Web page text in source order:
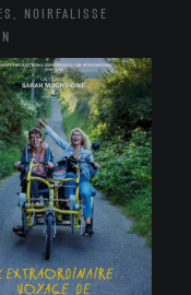
NOIRFALISSE